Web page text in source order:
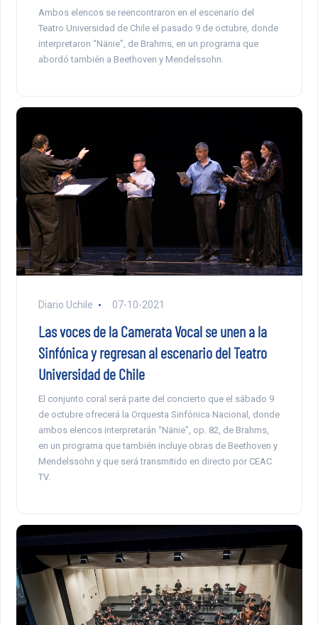
Ambos elencos se reencontraron en el escenario del
Teatro Universidad de Chile el pasado 9 de octubre, donde
interpretaron “Nänie”, de Brahms, en un programa que
abordó también a Beethoven y Mendelssohn.
Diario Uchile 07-10-2021
Las voces de la Camerata Vocal se unen a la
Sinfónica y regresan al escenario del Teatro
Universidad de Chile
El conjunto coral será parte del concierto que el sábado 9
de octubre ofrecerá la Orquesta Sinfónica Nacional, donde
ambos elencos interpretarán “Nänie”, op. 82, de Brahms,
en un programa que también incluye obras de Beethoven y
Mendelssohn y que será transmitido en directo por CEAC
TV.